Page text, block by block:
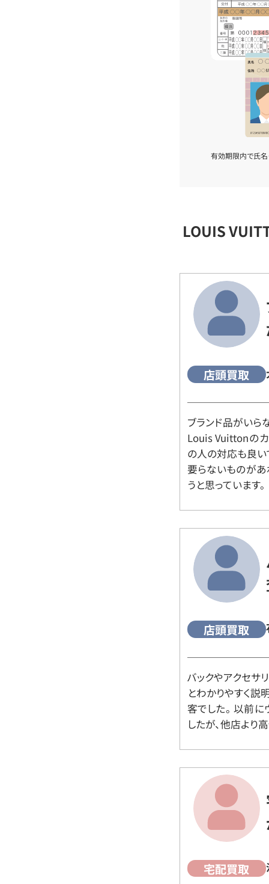
有効期限内で氏名
LOUIS
店頭買取
ブランド品がいら
Louis Vuittonの
の人の対応も良い
要らないものがあ
うと思っています。
店頭買取
バックやアクセサ
とわかりやすく説
客でした。 以前
したが、他店より
宅配買取